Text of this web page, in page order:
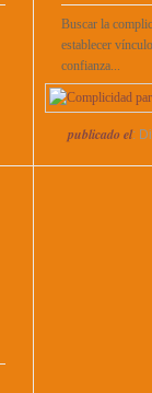
Buscar la
establecer
confianza...
publicado el: